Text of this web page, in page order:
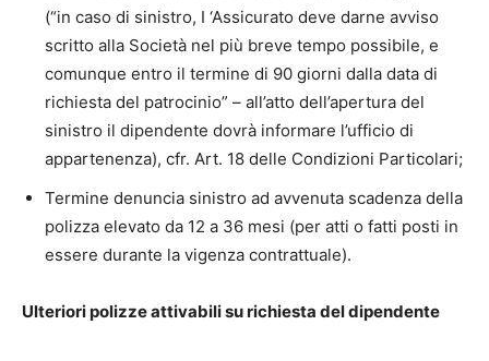
(“in caso di sinistro, I ‘Assicurato deve darne avviso
scritto alla Società nel più breve tempo possibile, e
comunque entro il termine di 90 giorni dalla data di
richiesta del patrocinio” – all’atto dell’apertura del
sinistro il dipendente dovrà informare l’ufficio di
appartenenza), cfr. Art. 18 delle Condizioni Particolari;
Termine denuncia sinistro ad avvenuta scadenza della
polizza elevato da 12 a 36 mesi (per atti o fatti posti in
essere durante la vigenza contrattuale).
Ulteriori polizze attivabili su richiesta del dipendente